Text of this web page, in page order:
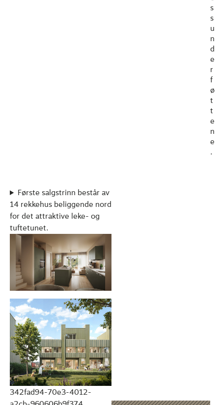
s
s
u
n
d
e
r
f
ø
t
t
e
n
e
.
Første salgstrinn består av
14 rekkehus beliggende nord
for det attraktive leke- og
tuftetunet.
342fad94-70e3-4012-